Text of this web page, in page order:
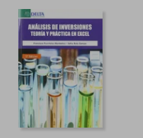
55%
dcto.